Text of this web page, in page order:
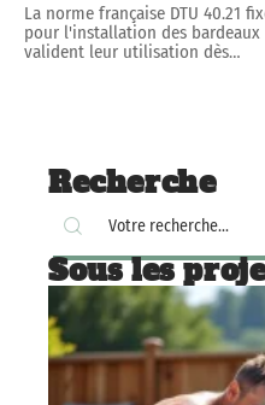
La norme française DTU 40.21
pour l'installation des
valident leur utilisation dès…
Recherche
Sous les